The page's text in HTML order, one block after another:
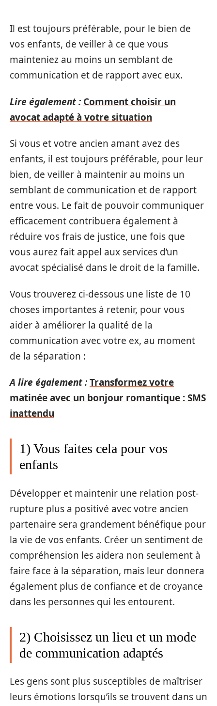
Il est toujours préférable, pour le bien de
vos enfants, de veiller à ce que vous
mainteniez au moins un semblant de
communication et de rapport avec eux.
Lire également : Comment choisir un
avocat adapté à votre situation
Si vous et votre ancien amant avez des
enfants, il est toujours préférable, pour leur
bien, de veiller à maintenir au moins un
semblant de communication et de rapport
entre vous. Le fait de pouvoir communiquer
efficacement contribuera également à
réduire vos frais de justice, une fois que
vous aurez fait appel aux services d’un
avocat spécialisé dans le droit de la famille.
Vous trouverez ci-dessous une liste de 10
choses importantes à retenir, pour vous
aider à améliorer la qualité de la
communication avec votre ex, au moment
de la séparation :
A lire également :Transformez votre
matinée avec un bonjour romantique : SMS
inattendu
1) Vous faites cela pour vos
enfants
Développer et maintenir une relation post-
rupture plus a positivé avec votre ancien
partenaire sera grandement bénéfique pour
la vie de vos enfants. Créer un sentiment de
compréhension les aidera non seulement à
faire face à la séparation, mais leur donnera
également plus de confiance et de croyance
dans les personnes qui les entourent.
2) Choisissez un lieu et un mode
de communication adaptés
Les gens sont plus susceptibles de maîtriser
leurs émotions lorsqu’ils se trouvent dans un